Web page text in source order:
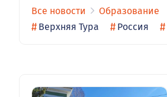
Все новости Образование
# Верхняя Тура # Россия #